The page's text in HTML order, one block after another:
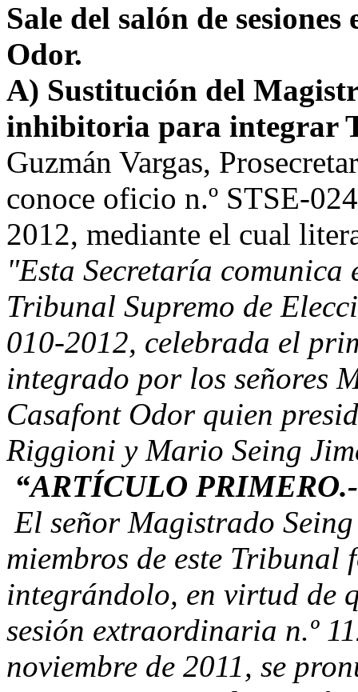
Sale del salón de
Odor.
A) Sustitución del
inhibitoria para integrar
Guzmán Vargas,
conoce oficio n.º STSE-
2012, mediante el cual
"Esta Secretaría
Tribunal Supremo de
010-2012, celebrada el
integrado por los señores
Casafont Odor quien
Riggioni y Mario Seing
“ARTÍCULO PRIMERO.-
El señor Magistrado
miembros de este
integrándolo, en virtud de
sesión extraordinaria n.º
noviembre de 2011, se